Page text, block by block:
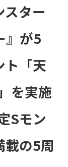
ター
』が5
ト「天
を実施
Sモン
載の5周